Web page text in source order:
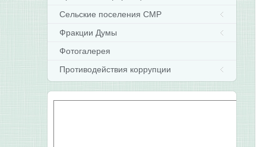
Сельские поселения СМР
Фракции Думы
Фотогалерея
Противодействия коррупции